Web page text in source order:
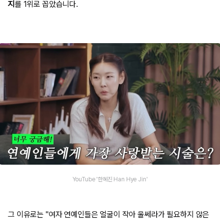
지 를 1위로 꼽았습니다.
YouTube '한혜진 Han Hye Jin'
그 이유로는 "여자 연예인들은 얼굴이 작아 울쎄라가 필요하지 않은